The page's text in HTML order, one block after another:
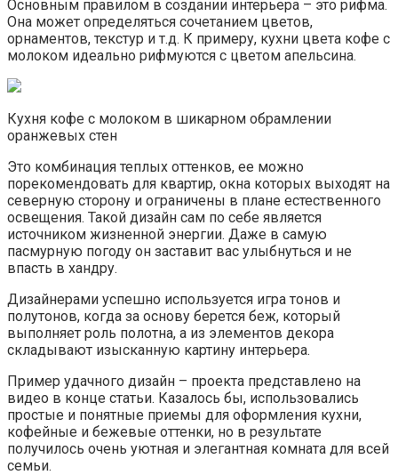
Основным правилом в создании интерьера – это рифма.
Она может определяться сочетанием цветов,
орнаментов, текстур и т.д. К примеру, кухни цвета кофе с
молоком идеально рифмуются с цветом апельсина.
Кухня кофе с молоком в шикарном обрамлении
оранжевых стен
Это комбинация теплых оттенков, ее можно
порекомендовать для квартир, окна которых выходят на
северную сторону и ограничены в плане естественного
освещения. Такой дизайн сам по себе является
источником жизненной энергии. Даже в самую
пасмурную погоду он заставит вас улыбнуться и не
впасть в хандру.
Дизайнерами успешно используется игра тонов и
полутонов, когда за основу берется беж, который
выполняет роль полотна, а из элементов декора
складывают изысканную картину интерьера.
Пример удачного дизайн – проекта представлено на
видео в конце статьи. Казалось бы, использовались
простые и понятные приемы для оформления кухни,
кофейные и бежевые оттенки, но в результате
получилось очень уютная и элегантная комната для всей
семьи.